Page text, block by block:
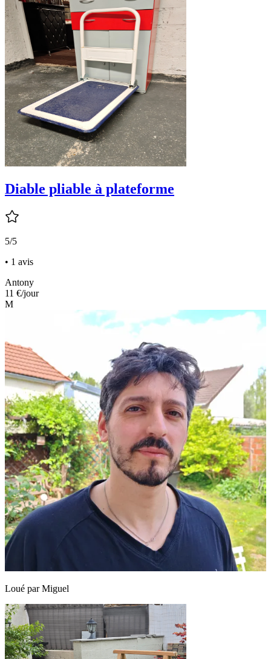
Diable pliable à plateforme
5/5
• 1 avis
Antony
11 €/jour
M
Loué parMiguel